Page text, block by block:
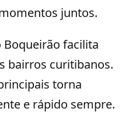
juntos.
Boqueirão facilita
bairros curitibanos.
torna
e rápido sempre.